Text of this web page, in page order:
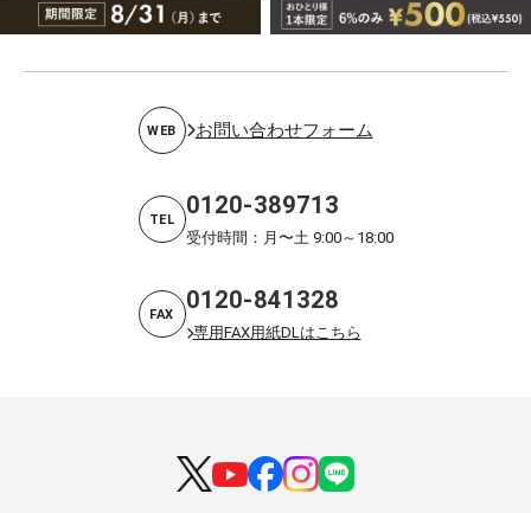
WEB お問い合わせフォーム
TEL 0120-389713
受付時間：月〜土 9:00～18:00
FAX 0120-841328
専用FAX用紙DLはこちら